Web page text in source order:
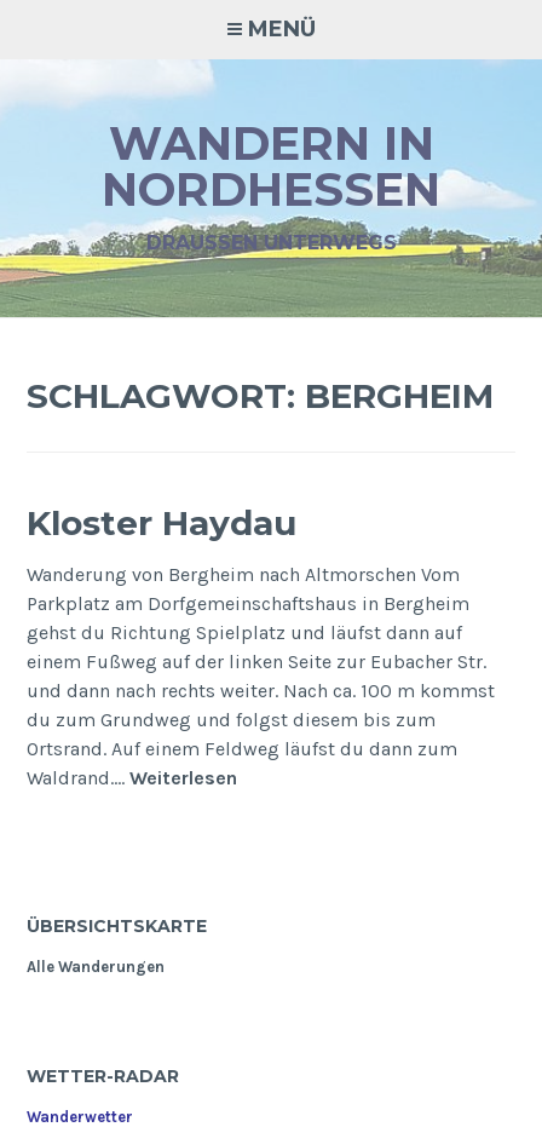
MENÜ
WANDERN IN
NORDHESSEN
DRAUSSEN UNTERWEGS
SCHLAGWORT: BERGHEIM
Kloster Haydau
Wanderung von Bergheim nach Altmorschen Vom
Parkplatz am Dorfgemeinschaftshaus in Bergheim
gehst du Richtung Spielplatz und läufst dann auf
einem Fußweg auf der linken Seite zur Eubacher Str.
und dann nach rechts weiter. Nach ca. 100 m kommst
du zum Grundweg und folgst diesem bis zum
Ortsrand. Auf einem Feldweg läufst du dann zum
Waldrand.…Weiterlesen
ÜBERSICHTSKARTE
Alle Wanderungen
WETTER-RADAR
Wanderwetter